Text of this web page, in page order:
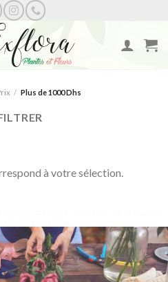
/ Plus de 1000 Dhs
à votre sélection.